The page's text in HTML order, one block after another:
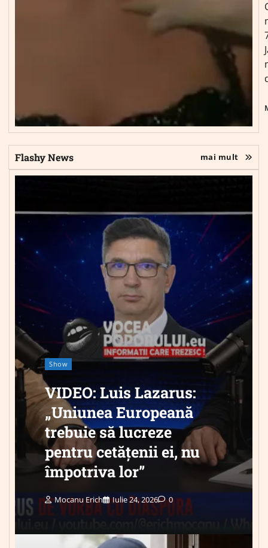
Flashy News mai mult
Show
VIDEO: Luis Lazarus:
„Uniunea Europeană
trebuie să lucreze
pentru cetățenii ei, nu
împotriva lor”
Mocanu Erich Iulie 24, 2026 0